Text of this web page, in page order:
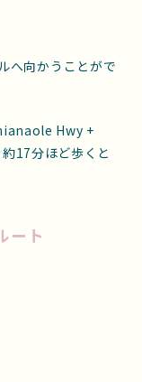
へ向かうことがで
Hwy +
17分ほど歩くと
ート